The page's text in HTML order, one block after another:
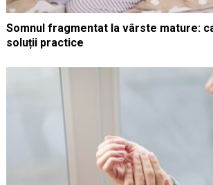
Somnul fragmentat la vârste mature:
soluții practice